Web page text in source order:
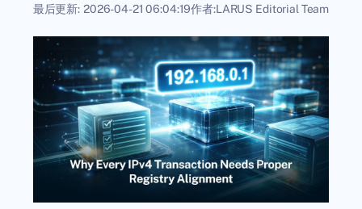
最后更新: 2026-04-21 06:04:19作者:LARUS Editorial Team